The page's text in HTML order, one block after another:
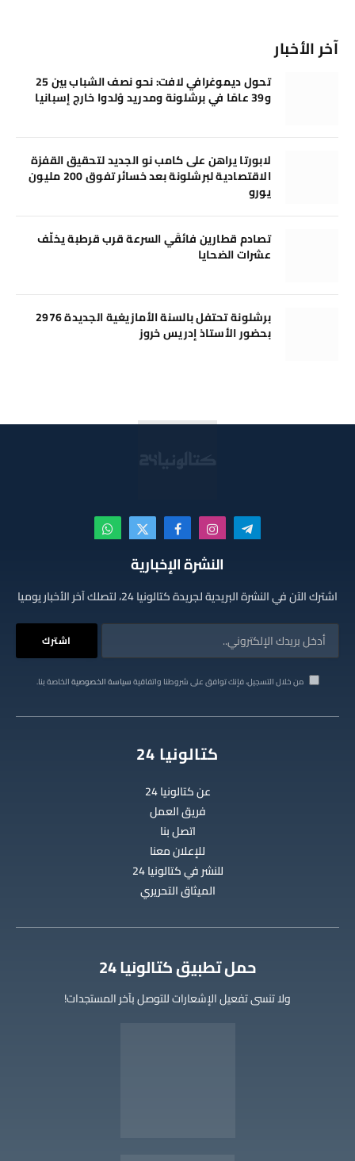
آخر الأخبار
تحول ديموغرافي لافت: نحو نصف الشباب بين 25
و39 عامًا في برشلونة ومدريد وُلدوا خارج إسبانيا
لابورتا يراهن على كامب نو الجديد لتحقيق القفزة
الاقتصادية لبرشلونة بعد خسائر تفوق 200 مليون
يورو
تصادم قطارين فائقَي السرعة قرب قرطبة يخلّف
عشرات الضحايا
برشلونة تحتفل بالسنة الأمازيغية الجديدة 2976
بحضور الأستاذ إدريس خروز
تيلقرام الانستغرامفيسبوكX
(Twitter)
واتساب
النشرة الإخبارية
اشترك الآن في النشرة البريدية لجريدة كتالونيا 24، لتصلك آخر الأخبار يوميا
من خلال التسجيل، فإنك توافق على شروطنا واتفاقيةسياسة الخصوصيةالخاصة بنا.
كتالونيا 24
عن كتالونيا 24
فريق العمل
اتصل بنا
للإعلان معنا
للنشر في كتالونيا 24
الميثاق التحريري
‫حمل تطبيق كتالونيا 24
ولا تنسى تفعيل الإشعارات للتوصل بآخر المستجدات!